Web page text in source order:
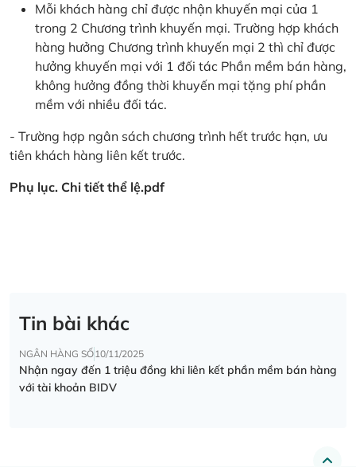
Mỗi khách hàng chỉ được nhận khuyến mại của 1
trong 2 Chương trình khuyến mại. Trường hợp khách
hàng hưởng Chương trình khuyến mại 2 thì chỉ được
hưởng khuyến mại với 1 đối tác Phần mềm bán hàng,
không hưởng đồng thời khuyến mại tặng phí phần
mềm với nhiều đối tác.
- Trường hợp ngân sách chương trình hết trước hạn, ưu
tiên khách hàng liên kết trước.
Phụ lục. Chi tiết thể lệ.pdf
Tin bài khác
NGÂN HÀNG SỐ10/11/2025
Nhận ngay đến 1 triệu đồng khi liên kết phần mềm bán hàng
với tài khoản BIDV